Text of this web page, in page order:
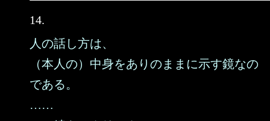
14.
人の話し方は、
（本人の）中身をありのままに示す鏡なの
である。
……